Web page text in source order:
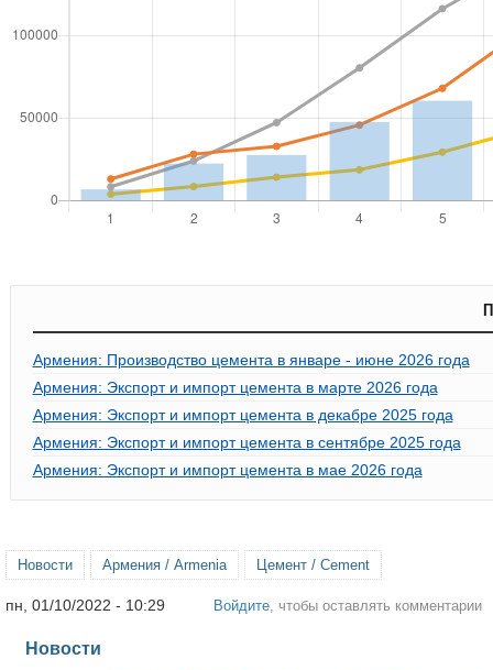
Армения: Производство цемента в январе - июне 2026 года
Армения: Экспорт и импорт цемента в марте 2026 года
Армения: Экспорт и импорт цемента в декабре 2025 года
Армения: Экспорт и импорт цемента в сентябре 2025 года
Армения: Экспорт и импорт цемента в мае 2026 года
Новости Армения / Armenia Цемент / Cement
пн, 01/10/2022 - 10:29 Войдите , чтобы оставлять комментарии
Новости